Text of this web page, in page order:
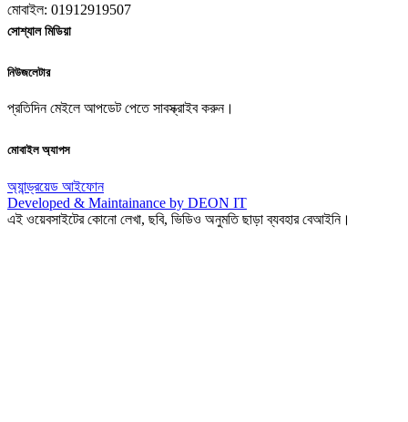
মোবাইল: 01912919507
সোশ্যাল মিডিয়া
নিউজলেটার
প্রতিদিন মেইলে আপডেট পেতে সাবস্ক্রাইব করুন।
মোবাইল অ্যাপস
অ্যান্ড্রয়েড আইফোন
Developed & Maintainance by DEON IT
এই ওয়েবসাইটের কোনো লেখা, ছবি, ভিডিও অনুমতি ছাড়া ব্যবহার বেআইনি।